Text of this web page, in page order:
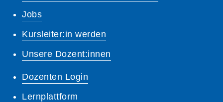
Jobs
Kursleiter:in werden
Unsere Dozent:innen
Dozenten Login
Lernplattform